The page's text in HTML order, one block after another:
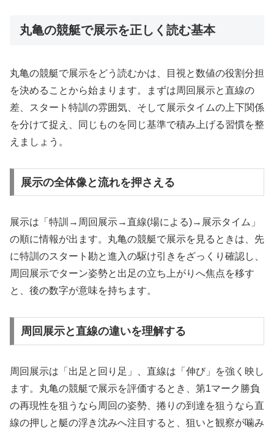
丸亀の競艇で展示を正しく読む基本
丸亀の競艇で展示をどう読むかは、目視と数値の役割分担
を決めることから始まります。まずは周回展示と直線の
差、スタート特訓の雰囲気、そして展示タイムの上下関係
を分けて捉え、同じものを同じ基準で積み上げる習慣を整
えましょう。
展示の全体像と流れを押さえる
展示は「特訓→周回展示→直線(場による)→展示タイム」
の順に情報が出ます。丸亀の競艇で展示を見るときは、先
に特訓のスタート勘と進入の駆け引きをざっくり確認し、
周回展示でターン姿勢と出足の立ち上がりへ焦点を移す
と、後の数字が意味を持ちます。
周回展示と直線の違いを理解する
周回展示は「出足と回り足」、直線は「伸び」を強く映し
ます。丸亀の競艇で展示を評価するとき、第1マーク勝負
の再現性を狙うなら周回の姿勢、捲りの到達を狙うなら直
線の押しと艇の浮き沈みへ注目すると、狙いと観察が噛み